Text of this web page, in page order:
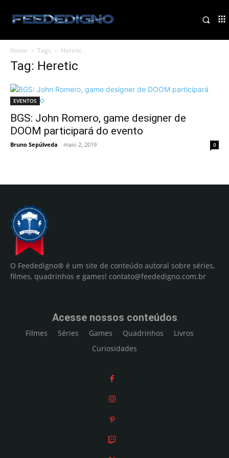
Home Tags Heretic
Tag: Heretic
EVENTOS
BGS: John Romero, game designer de
DOOM participará do evento
Bruno Sepúlveda - maio 2, 2019 0
O Feededigno® é um site de conteúdo autoral sobre séries,
filmes, quadrinhos e games! contato@feededigno.com.br
Acesse nossos conteúdos
Filmes Séries Games Quadrinhos
Livros
Curiosidades